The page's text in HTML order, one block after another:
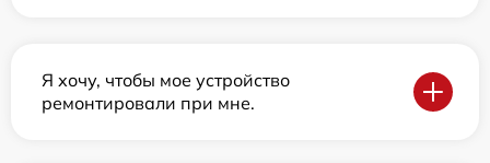
Я хочу, чтобы мое устройство
ремонтировали при мне.